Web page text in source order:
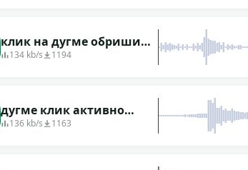
клик на дугме обриши
меко
134 kb/s 1194
дугме клик активно
затвори обриши
136 kb/s 1163